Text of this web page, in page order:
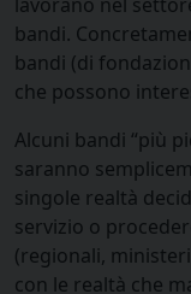
bandi.
bandi (di
che possono
Alcuni bandi “più
saranno
singole realtà
servizio o
(regionali,
con le realtà che